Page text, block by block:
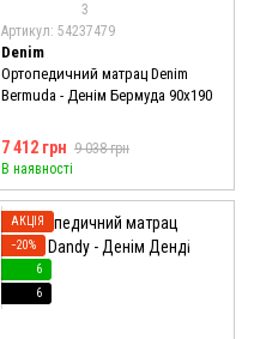
3
Артикул: 54237479
Denim
Ортопедичний матрац Denim
Bermuda - Денім Бермуда 90x190
7 412 грн 9 038 грн
В наявності
АКЦІЯ
−20%
6
6